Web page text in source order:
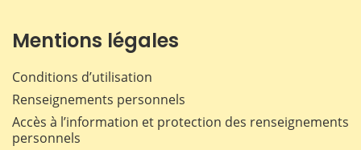
Mentions légales
Conditions d’utilisation
Renseignements personnels
Accès à l’information et protection des renseignements
personnels